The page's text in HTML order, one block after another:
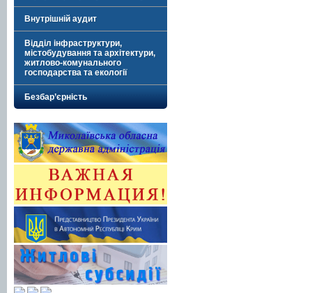
Внутрішній аудит
Відділ інфраструктури,
містобудування та архітектури,
житлово-комунального
господарства та екології
Безбар’єрність